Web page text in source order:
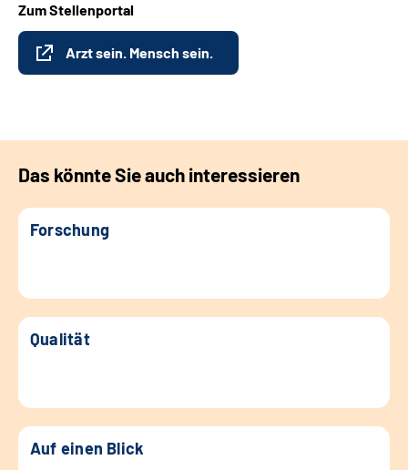
Zum Stellenportal
Arzt sein. Mensch sein.
Das könnte Sie auch interessieren
Forschung
Qualität
Auf einen Blick